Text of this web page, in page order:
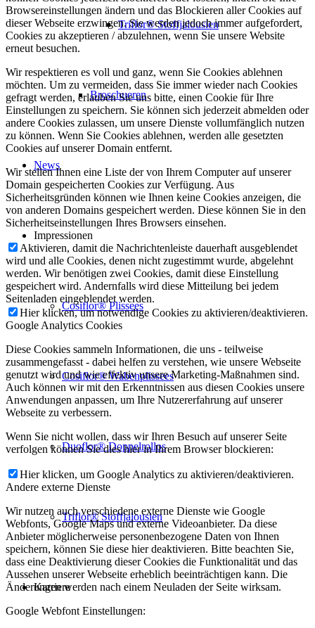
Triflor® Stoffjalousien
Broschueren
News
Impressionen
Cosiflor® Plissees
Cosiflor® Wabenplissees
Duoflor® Doppelrollos
Triflor® Stoffjalousien
Karriere
Browsereinstellungen ändern und das Blockieren aller Cookies auf
dieser Webseite erzwingen. Sie werden jedoch immer aufgefordert,
Cookies zu akzeptieren / abzulehnen, wenn Sie unsere Website
erneut besuchen.
Wir respektieren es voll und ganz, wenn Sie Cookies ablehnen
möchten. Um zu vermeiden, dass Sie immer wieder nach Cookies
gefragt werden, erlauben Sie uns bitte, einen Cookie für Ihre
Einstellungen zu speichern. Sie können sich jederzeit abmelden oder
andere Cookies zulassen, um unsere Dienste vollumfänglich nutzen
zu können. Wenn Sie Cookies ablehnen, werden alle gesetzten
Cookies auf unserer Domain entfernt.
Wir stellen Ihnen eine Liste der von Ihrem Computer auf unserer
Domain gespeicherten Cookies zur Verfügung. Aus
Sicherheitsgründen können wie Ihnen keine Cookies anzeigen, die
von anderen Domains gespeichert werden. Diese können Sie in den
Sicherheitseinstellungen Ihres Browsers einsehen.
Aktivieren, damit die Nachrichtenleiste dauerhaft ausgeblendet
wird und alle Cookies, denen nicht zugestimmt wurde, abgelehnt
werden. Wir benötigen zwei Cookies, damit diese Einstellung
gespeichert wird. Andernfalls wird diese Mitteilung bei jedem
Seitenladen eingeblendet werden.
Hier klicken, um notwendige Cookies zu aktivieren/deaktivieren.
Google Analytics Cookies
Diese Cookies sammeln Informationen, die uns - teilweise
zusammengefasst - dabei helfen zu verstehen, wie unsere Webseite
genutzt wird und wie effektiv unsere Marketing-Maßnahmen sind.
Auch können wir mit den Erkenntnissen aus diesen Cookies unsere
Anwendungen anpassen, um Ihre Nutzererfahrung auf unserer
Webseite zu verbessern.
Wenn Sie nicht wollen, dass wir Ihren Besuch auf unserer Seite
verfolgen können Sie dies hier in Ihrem Browser blockieren:
Hier klicken, um Google Analytics zu aktivieren/deaktivieren.
Andere externe Dienste
Wir nutzen auch verschiedene externe Dienste wie Google
Webfonts, Google Maps und externe Videoanbieter. Da diese
Anbieter möglicherweise personenbezogene Daten von Ihnen
speichern, können Sie diese hier deaktivieren. Bitte beachten Sie,
dass eine Deaktivierung dieser Cookies die Funktionalität und das
Aussehen unserer Webseite erheblich beeinträchtigen kann. Die
Änderungen werden nach einem Neuladen der Seite wirksam.
Google Webfont Einstellungen: